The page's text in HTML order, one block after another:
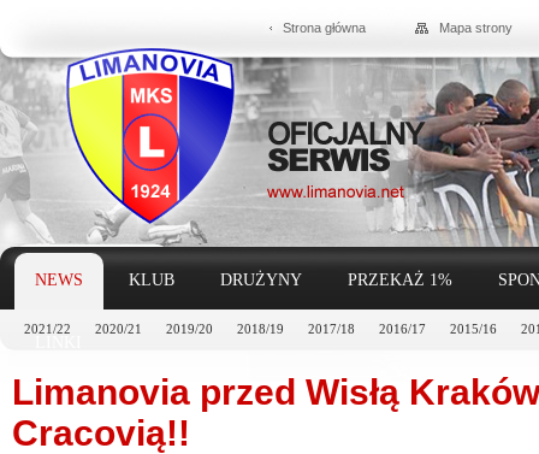
Strona główna Mapa strony
NEWS
2021/22 2020/21 2019/20 2018/19 2017/18 2016/17 2015/16
KLUB DRUŻYNY PRZEKAŻ 1%
Limanovia przed Wisłą
Cracovią!!